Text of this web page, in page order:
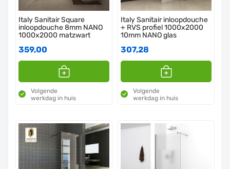
Italy Sanitair Square
inloopdouche 8mm NANO
1000x2000 matzwart
359,00
Volgende
werkdag in huis
Italy Sanitair inloopdouche
+ RVS profiel 1000x2000
10mm NANO glas
307,28
Volgende
werkdag in huis